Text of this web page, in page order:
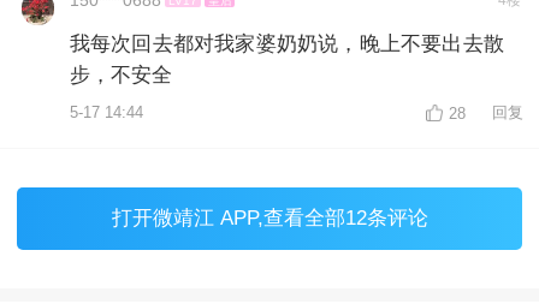
我每次回去都对我家婆奶奶说，晚上不要出去散
步，不安全
5-17 14:44 28 回复
打开微靖江 APP,查看全部12条评论